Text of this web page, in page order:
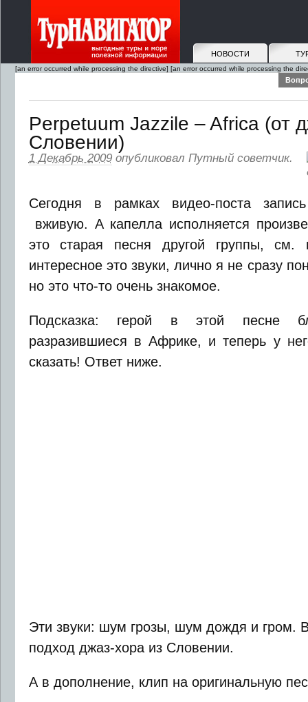
НОВОСТИ
[an error occurred while processing the directive]
Perpetuum Jazzile – Africa (от
Словении)
1 Декабрь 2009 опубликовал Путный советчик.
Сегодня в рамках видео-поста
вживую. А капелла исполняется
это старая песня другой группы,
интересное это звуки, лично я не сразу
но это что-то очень знакомое.
Подсказка: герой в этой песне
разразившиеся в Африке, и теперь у
сказать! Ответ ниже.
Эти звуки: шум грозы, шум дождя и гром.
подход джаз-хора из Словении.
А в дополнение, клип на оригинальную
[an error occurred while processing the